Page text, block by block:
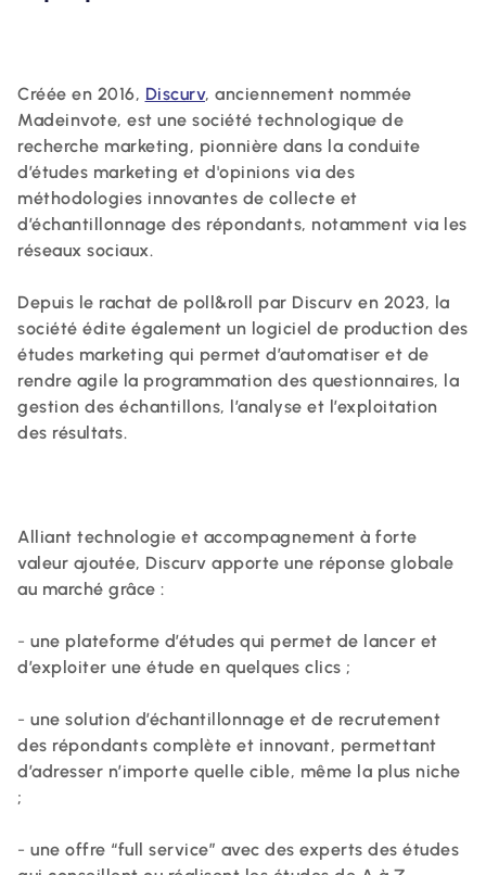
Créée en 2016, Discurv, anciennement nommée
Madeinvote, est une société technologique de
recherche marketing, pionnière dans la conduite
d’études marketing et d'opinions via des
méthodologies innovantes de collecte et
d’échantillonnage des répondants, notamment via les
réseaux sociaux.
Depuis le rachat de poll&roll par Discurv en 2023, la
société édite également un logiciel de production des
études marketing qui permet d’automatiser et de
rendre agile la programmation des questionnaires, la
gestion des échantillons, l’analyse et l’exploitation
des résultats.
Alliant technologie et accompagnement à forte
valeur ajoutée, Discurv apporte une réponse globale
au marché grâce :
- une plateforme d’études qui permet de lancer et
d’exploiter une étude en quelques clics ;
- une solution d’échantillonnage et de recrutement
des répondants complète et innovant, permettant
d’adresser n’importe quelle cible, même la plus niche
;
- une offre “full service” avec des experts des études